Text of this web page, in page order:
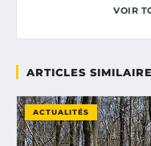
VOIR
ARTICLES
ACTUALITÉS